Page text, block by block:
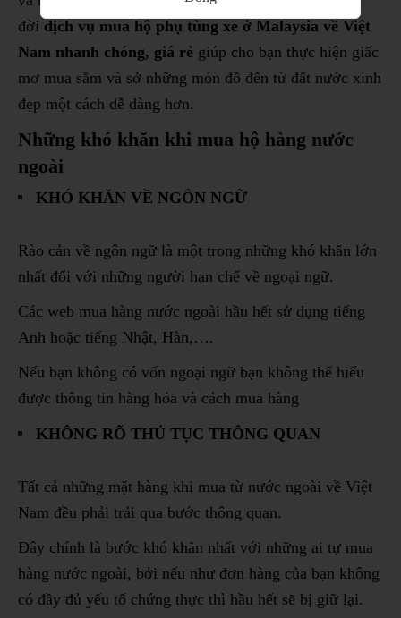
đời dịch vụ mua hộ phụ tùng xe ở Malaysia về Việt
Nam nhanh chóng, giá rẻ giúp cho bạn thực hiện giấc
mơ mua sắm và sở những món đồ đến từ đất nước xinh
đẹp một cách dễ dàng hơn.
Những khó khăn khi mua hộ hàng nước
ngoài
KHÓ KHĂN VỀ NGÔN NGỮ
Rào cản về ngôn ngữ là một trong những khó khăn lớn
nhất đối với những người hạn chế về ngoại ngữ.
Các web mua hàng nước ngoài hầu hết sử dụng tiếng
Anh hoặc tiếng Nhật, Hàn,….
Nếu bạn không có vốn ngoại ngữ bạn không thể hiểu
được thông tin hàng hóa và cách mua hàng
KHÔNG RÕ THỦ TỤC THÔNG QUAN
Tất cả những mặt hàng khi mua từ nước ngoài về Việt
Nam đều phải trải qua bước thông quan.
Đây chính là bước khó khăn nhất với những ai tự mua
hàng nước ngoài, bởi nếu như đơn hàng của bạn không
có đầy đủ yếu tố chứng thực thì hầu hết sẽ bị giữ lại.